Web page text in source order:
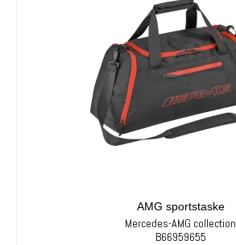
AMG sportstaske
Mercedes-AMG collection
B66959655